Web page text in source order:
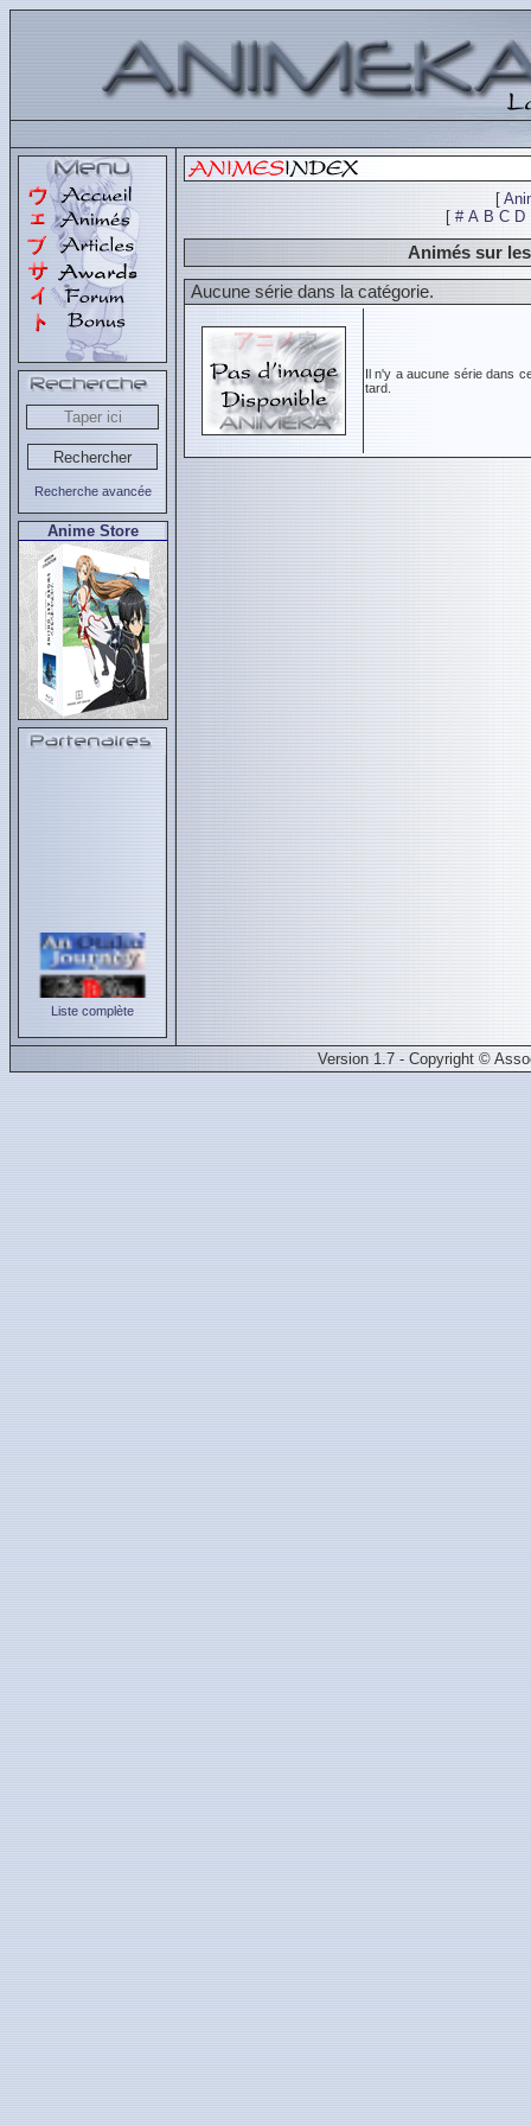
Recherche avancée
Anime Store
Liste complète
[
[ # A B C D
Animés sur
Aucune série dans la catégorie.
Il n'y a aucune série dans
tard.
Version 1.7 - Copyright ©